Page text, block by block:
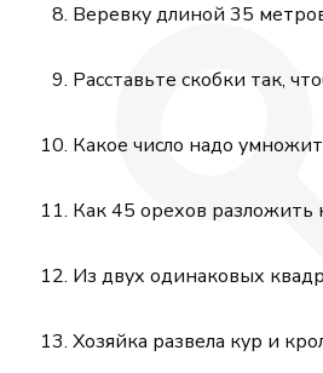
Веревку длиной 35
Расставьте скобки так,
Какое число надо
Как 45 орехов разложить
Из двух одинаковых
Хозяйка развела кур и